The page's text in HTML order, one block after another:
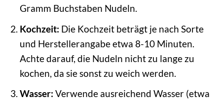
Gramm Buchstaben Nudeln.
Kochzeit: Die Kochzeit beträgt je nach Sorte
und Herstellerangabe etwa 8-10 Minuten.
Achte darauf, die Nudeln nicht zu lange zu
kochen, da sie sonst zu weich werden.
Wasser: Verwende ausreichend Wasser (etwa